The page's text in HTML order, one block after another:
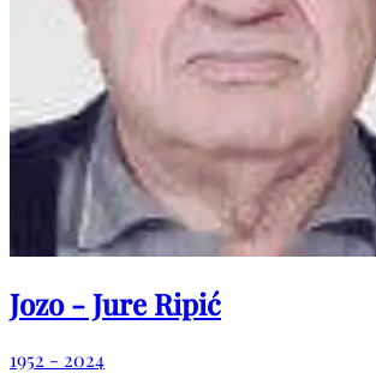
Jozo - Jure Ripić
1952 - 2024